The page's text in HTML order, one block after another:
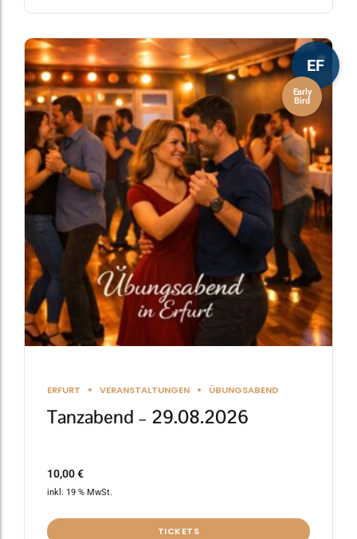
EF
Early
Bird
ERFURT VERANSTALTUNGEN ÜBUNGSABEND
Tanzabend – 29.08.2026
10,00€
inkl. 19 % MwSt.
TICKETS